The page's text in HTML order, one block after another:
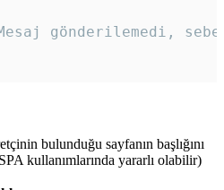
gönderilemedi,
bulunduğu sayfanın başlığını
kullanımlarında yararlı olabilir)